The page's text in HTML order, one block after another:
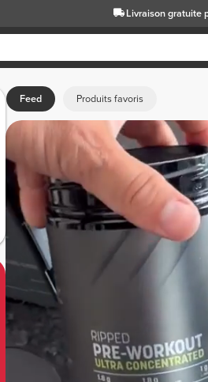
Livraison gratuite
Feed Produits favoris